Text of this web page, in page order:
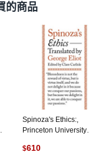
的商品
Spinoza's Ethics:,
Princeton University
$610